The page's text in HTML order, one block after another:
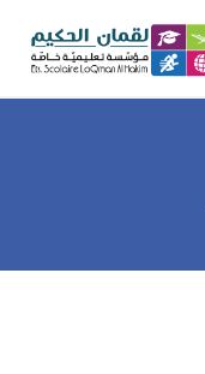
content